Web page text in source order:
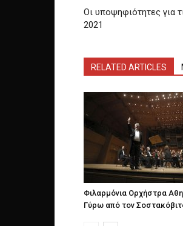
Οι υποψηφιότητες για
2021
RELATED ARTICLES
Φιλαρμόνια Ορχήστρα
Γύρω από τον